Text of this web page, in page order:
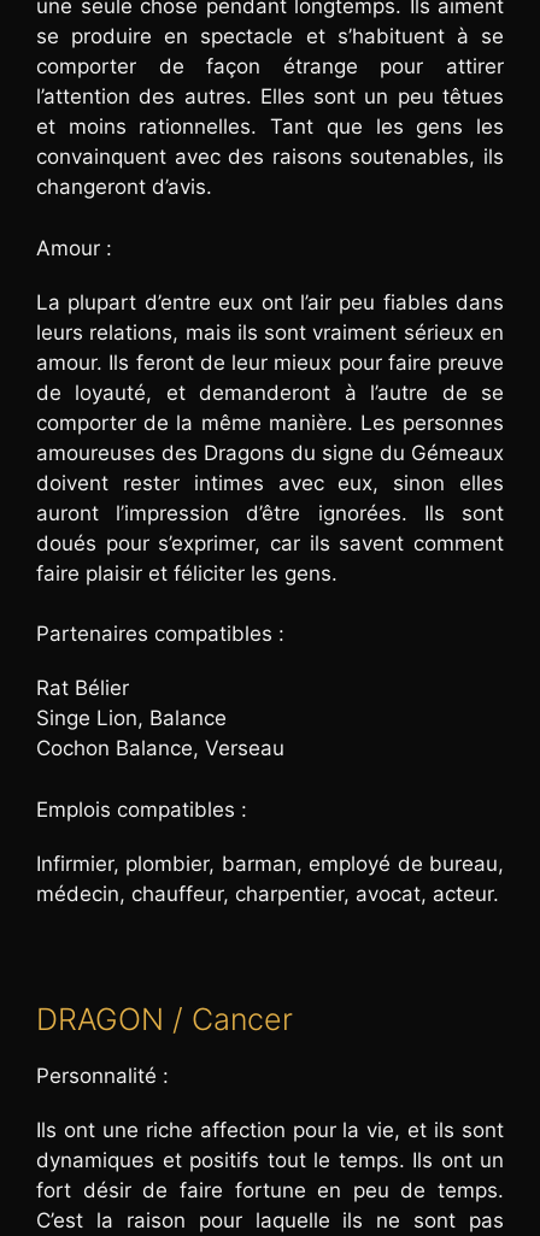
une seule chose pendant longtemps. Ils aiment
se produire en spectacle et s’habituent à se
comporter de façon étrange pour attirer
l’attention des autres. Elles sont un peu têtues
et moins rationnelles. Tant que les gens les
convainquent avec des raisons soutenables, ils
changeront d’avis.
Amour :
La plupart d’entre eux ont l’air peu fiables dans
leurs relations, mais ils sont vraiment sérieux en
amour. Ils feront de leur mieux pour faire preuve
de loyauté, et demanderont à l’autre de se
comporter de la même manière. Les personnes
amoureuses des Dragons du signe du Gémeaux
doivent rester intimes avec eux, sinon elles
auront l’impression d’être ignorées. Ils sont
doués pour s’exprimer, car ils savent comment
faire plaisir et féliciter les gens.
Partenaires compatibles :
Rat Bélier
Singe Lion, Balance
Cochon Balance, Verseau
Emplois compatibles :
Infirmier, plombier, barman, employé de bureau,
médecin, chauffeur, charpentier, avocat, acteur.
DRAGON / Cancer
Personnalité :
Ils ont une riche affection pour la vie, et ils sont
dynamiques et positifs tout le temps. Ils ont un
fort désir de faire fortune en peu de temps.
C’est la raison pour laquelle ils ne sont pas